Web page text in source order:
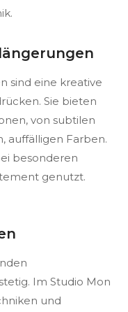
sind eine kreative
Sie bieten
von subtilen
auffälligen Farben.
besonderen
genutzt.
Im Studio Mon
und